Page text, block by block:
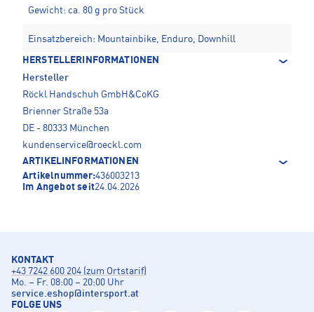
Gewicht: ca. 80 g pro Stück
Einsatzbereich: Mountainbike, Enduro, Downhill
HERSTELLERINFORMATIONEN
Hersteller
Röckl Handschuh GmbH&CoKG
Brienner Straße 53a
DE - 80333 München
kundenservice@roeckl.com
ARTIKELINFORMATIONEN
Artikelnummer:436003213
Im Angebot seit24.04.2026
KONTAKT
+43 7242 600 204 (zum Ortstarif)
Mo. – Fr. 08:00 – 20:00 Uhr
service.eshop@intersport.at
FOLGE UNS